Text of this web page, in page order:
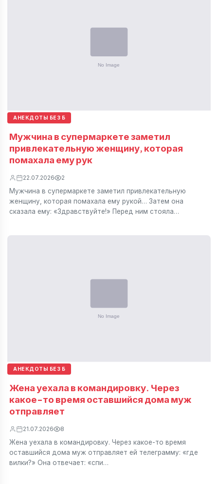
АНЕКДОТЫ БЕЗ Б
Мужчина в супермаркете заметил
привлекательную женщину, которая
помахала ему рук
22.07.2026 2
Мужчина в супермаркете заметил привлекательную
женщину, которая помахала ему рукой… Затем она
сказала ему: «Здравствуйте!» Перед ним стояла…
АНЕКДОТЫ БЕЗ Б
Жена уехала в командировку. Через
какое-то время оставшийся дома муж
отправляет
21.07.2026 8
Жена уехала в командировку. Через какое-то время
оставшийся дома муж отправляет ей телеграмму: «где
вилки?» Она отвечает: «спи…